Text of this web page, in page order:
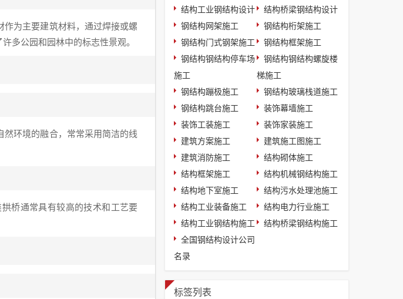
为主要建筑材料，通过焊接或螺
多公园和园林中的标志性景观。
环境的融合，常常采用简洁的线
桥通常具有较高的技术和工艺要
结构工业钢结构设计
结构桥梁钢结构设计
钢结构网架施工
钢结构桁架施工
钢结构门式钢架施工
钢结构框架施工
钢结构钢结构停车场
施工
钢结构钢结构螺旋楼
梯施工
钢结构蹦极施工
钢结构玻璃栈道施工
钢结构跳台施工
装饰幕墙施工
装饰工装施工
装饰家装施工
建筑方案施工
建筑施工图施工
建筑消防施工
结构砌体施工
结构框架施工
结构机械钢结构施工
结构地下室施工
结构污水处理池施工
结构工业装备施工
结构电力行业施工
结构工业钢结构施工
结构桥梁钢结构施工
全国钢结构设计公司
名录
标签列表